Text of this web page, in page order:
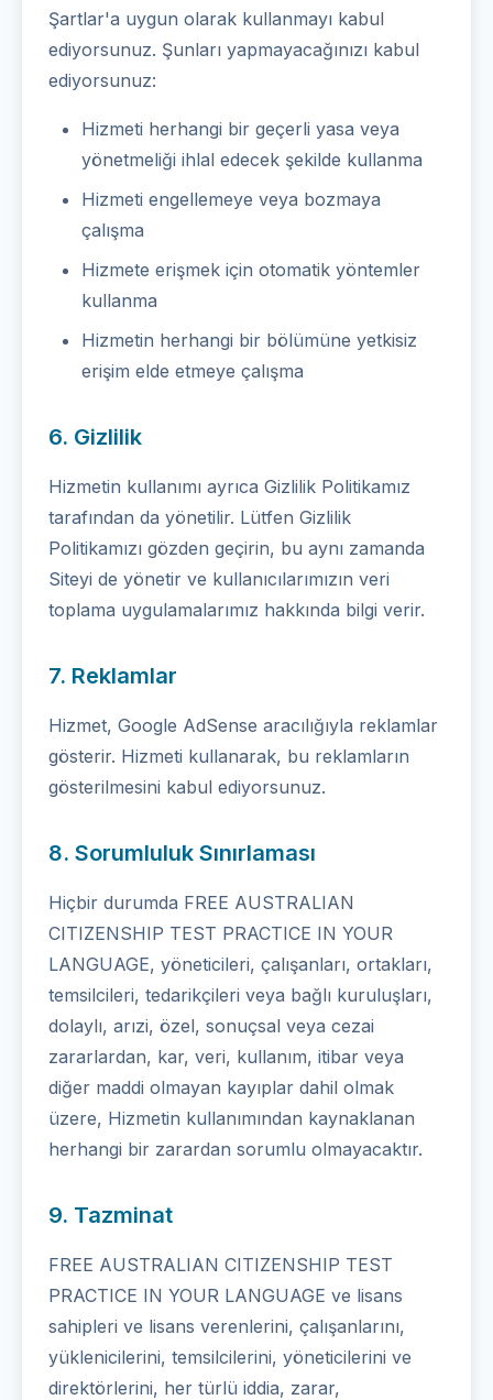
Şartlar'a uygun olarak kullanmayı kabul
ediyorsunuz. Şunları yapmayacağınızı kabul
ediyorsunuz:
Hizmeti herhangi bir geçerli yasa veya
yönetmeliği ihlal edecek şekilde kullanma
Hizmeti engellemeye veya bozmaya
çalışma
Hizmete erişmek için otomatik yöntemler
kullanma
Hizmetin herhangi bir bölümüne yetkisiz
erişim elde etmeye çalışma
6. Gizlilik
Hizmetin kullanımı ayrıca Gizlilik Politikamız
tarafından da yönetilir. Lütfen Gizlilik
Politikamızı gözden geçirin, bu aynı zamanda
Siteyi de yönetir ve kullanıcılarımızın veri
toplama uygulamalarımız hakkında bilgi verir.
7. Reklamlar
Hizmet, Google AdSense aracılığıyla reklamlar
gösterir. Hizmeti kullanarak, bu reklamların
gösterilmesini kabul ediyorsunuz.
8. Sorumluluk Sınırlaması
Hiçbir durumda FREE AUSTRALIAN
CITIZENSHIP TEST PRACTICE IN YOUR
LANGUAGE, yöneticileri, çalışanları, ortakları,
temsilcileri, tedarikçileri veya bağlı kuruluşları,
dolaylı, arızi, özel, sonuçsal veya cezai
zararlardan, kar, veri, kullanım, itibar veya
diğer maddi olmayan kayıplar dahil olmak
üzere, Hizmetin kullanımından kaynaklanan
herhangi bir zarardan sorumlu olmayacaktır.
9. Tazminat
FREE AUSTRALIAN CITIZENSHIP TEST
PRACTICE IN YOUR LANGUAGE ve lisans
sahipleri ve lisans verenlerini, çalışanlarını,
yüklenicilerini, temsilcilerini, yöneticilerini ve
direktörlerini, her türlü iddia, zarar,